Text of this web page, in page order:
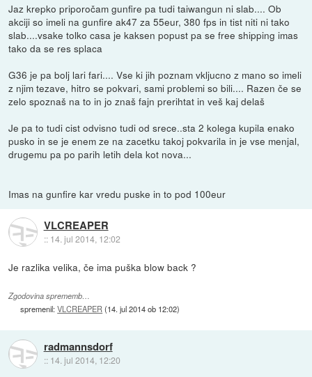
Jaz krepko priporočam gunfire pa tudi taiwangun ni slab.... Ob
akciji so imeli na gunfire ak47 za 55eur, 380 fps in tist niti ni tako
slab....vsake tolko casa je kaksen popust pa se free shipping imas
tako da se res splaca
G36 je pa bolj lari fari.... Vse ki jih poznam vkljucno z mano so imeli
z njim tezave, hitro se pokvari, sami problemi so bili.... Razen če se
zelo spoznaš na to in jo znaš fajn prerihtat in veš kaj delaš
Je pa to tudi cist odvisno tudi od srece..sta 2 kolega kupila enako
pusko in se je enem ze na zacetku takoj pokvarila in je vse menjal,
drugemu pa po parih letih dela kot nova...
Imas na gunfire kar vredu puske in to pod 100eur
VLCREAPER
:: 14. jul 2014, 12:02
Je razlika velika, če ima puška blow back ?
Zgodovina sprememb…
spremenil:VLCREAPER (14. jul 2014 ob 12:02)
radmannsdorf
:: 14. jul 2014, 12:20